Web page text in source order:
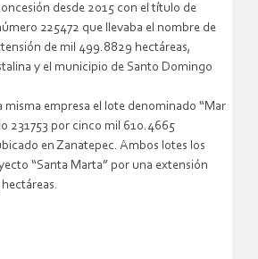
desde 2015 con el título de
225472 que llevaba el nombre de
de mil 499.8829 hectáreas,
y el municipio de Santo Domingo
misma empresa el lote denominado “Mar
231753 por cinco mil 610.4665
en Zanatepec. Ambos lotes los
“Santa Marta” por una extensión